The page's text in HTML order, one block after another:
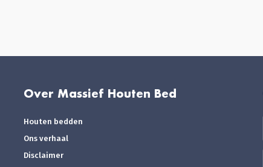
Over Massief Houten Bed
Houten bedden
Ons verhaal
Disclaimer